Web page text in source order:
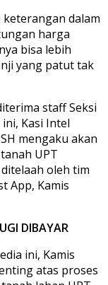
dalam
harga
bisa lebih
yang patut tak
staff Seksi
Kasi Intel
mengaku akan
UPT
oleh tim
App, Kamis
DIBAYAR
ini, Kamis
atas proses